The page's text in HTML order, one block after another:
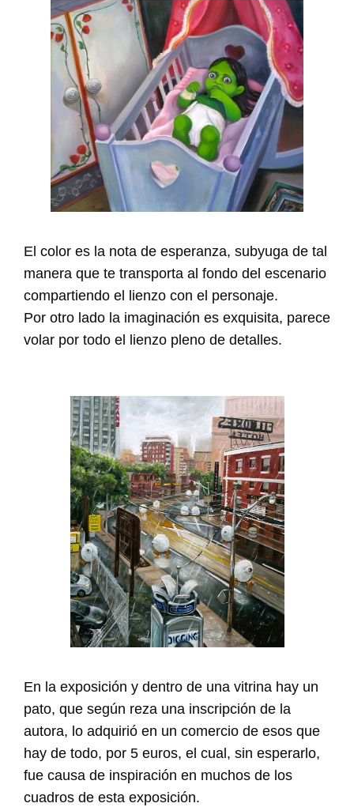
El color es la nota de esperanza, subyuga de tal
manera que te transporta al fondo del escenario
compartiendo el lienzo con el personaje.
Por otro lado la imaginación es exquisita, parece
volar por todo el lienzo pleno de detalles.
En la exposición y dentro de una vitrina hay un
pato, que según reza una inscripción de la
autora, lo adquirió en un comercio de esos que
hay de todo, por 5 euros, el cual, sin esperarlo,
fue causa de inspiración en muchos de los
cuadros de esta exposición.